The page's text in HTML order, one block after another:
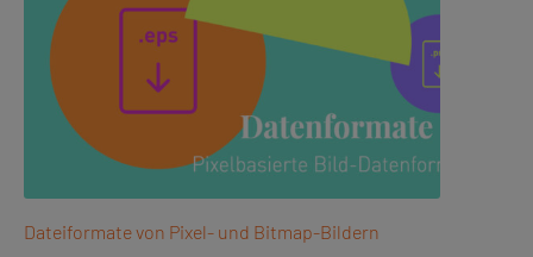
Dateiformate von Pixel- und Bitmap-Bildern